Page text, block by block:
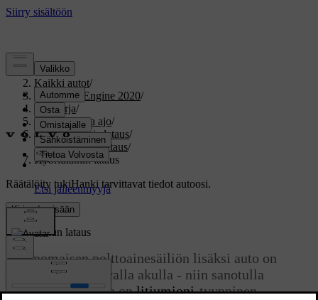
Tuki/
Kaikki autot/
V60 Twin Engine 2020/
Ohjekirja/
Käynnistys ja ajo/
Sähkökäyttö ja lataus/
Hybridiakun lataus/
Hybridiakun lataus
Räätälöity tukiHanki tarvittavat tiedot autoosi.
Kirjaudu sisään
Hybridiakun lataus
Tavanomaisen polttoainesäiliön lisäksi auto on
varustettu ladattavalla akulla - niin sanotulla
hybridiakulla, joka onlitiumioni-tyyppinen.